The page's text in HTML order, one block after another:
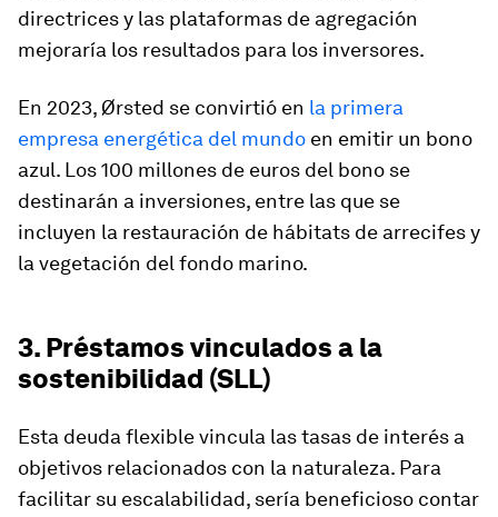
directrices y las plataformas de agregación
mejoraría los resultados para los inversores.
En 2023, Ørsted se convirtió en la primera
empresa energética del mundo en emitir un bono
azul. Los 100 millones de euros del bono se
destinarán a inversiones, entre las que se
incluyen la restauración de hábitats de arrecifes y
la vegetación del fondo marino.
3. Préstamos vinculados a la
sostenibilidad (SLL)
Esta deuda flexible vincula las tasas de interés a
objetivos relacionados con la naturaleza. Para
facilitar su escalabilidad, sería beneficioso contar